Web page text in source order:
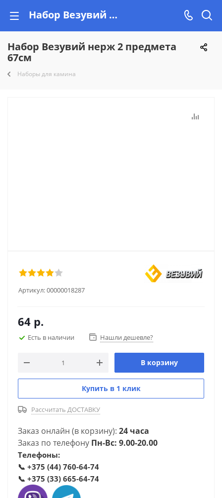
Набор Везувий нерж 2 предмета 67см купить недорого в Минске - низкие цены в интернет магазине Vishop
Набор Везувий нерж 2 предмета
67см
Наборы для камина
Артикул:00000018287
64 р.
Есть в наличии Нашли дешевле?
В корзину
Купить в 1 клик
Рассчитать ДОСТАВКУ
Заказ онлайн (в корзину): 24 часа
Заказ по телефону Пн-Вс: 9.00-20.00
Телефоны:
📞 +375 (44) 760-64-74
📞 +375 (33) 665-64-74